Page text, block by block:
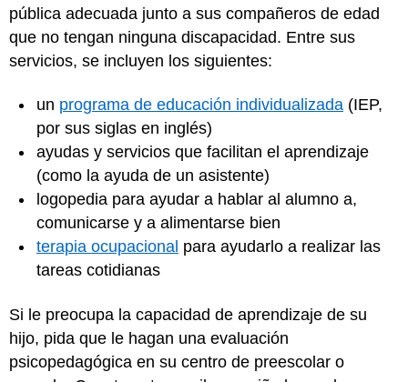
pública adecuada junto a sus compañeros de edad
que no tengan ninguna discapacidad. Entre sus
servicios, se incluyen los siguientes:
un programa de educación individualizada (IEP,
por sus siglas en inglés)
ayudas y servicios que facilitan el aprendizaje
(como la ayuda de un asistente)
logopedia para ayudar a hablar al alumno a,
comunicarse y a alimentarse bien
terapia ocupacional para ayudarlo a realizar las
tareas cotidianas
Si le preocupa la capacidad de aprendizaje de su
hijo, pida que le hagan una evaluación
psicopedagógica en su centro de preescolar o